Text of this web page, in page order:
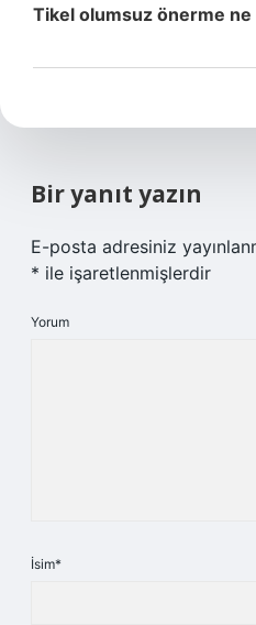
Tikel olumsuz önerme ne
Bir yanıt yazın
E-posta adresiniz
* ile işaretlenmişlerdir
Yorum
İsim*